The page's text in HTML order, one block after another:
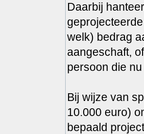
Daarbij
welk) bedrag
aangeschaft,
persoon die
Bij wijze van
10.000 euro)
bepaald